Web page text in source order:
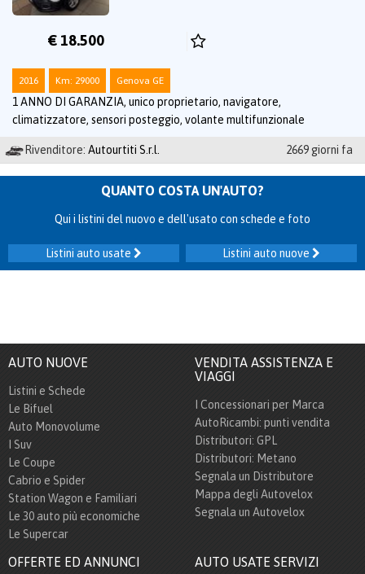
€ 18.500
2016 Km: 29000 Genova GE
1 ANNO DI GARANZIA, unico proprietario, navigatore,
climatizzatore, sensori posteggio, volante multifunzionale
Rivenditore: Autourtiti S.r.l. 2669 giorni fa
QUANTO COSTA UN'AUTO?
Qui i listini del nuovo e dell'usato con schede e foto
Listini auto nuove
Listini auto usate
AUTO NUOVE
Listini e Schede
Le Bifuel
Auto Monovolume
I Suv
Le Coupe
Cabrio e Spider
Station Wagon e Familiari
Le 30 auto più economiche
Le Supercar
VENDITA ASSISTENZA E
VIAGGI
I Concessionari per Marca
AutoRicambi: punti vendita
Distributori: GPL
Distributori: Metano
Segnala un Distributore
Mappa degli Autovelox
Segnala un Autovelox
OFFERTE ED ANNUNCI AUTO USATE SERVIZI